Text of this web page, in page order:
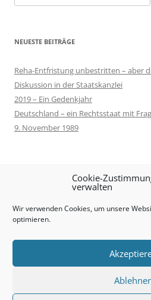
Cookie-
verwalten
Wir verwenden Cookies, um unsere
optimieren.
nach:
NEUESTE BEITRÄGE
Reha-Entfristung unbestritten – aber
Diskussion in der Staatskanzlei
2019 – Ein Gedenkjahr
Deutschland – ein Rechtsstaat mit
9. November 1989
Eintrags-Feed
WordPress.org